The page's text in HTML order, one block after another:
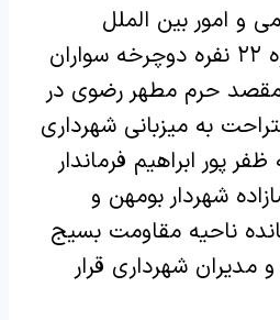
و امور بین الملل
شهرداری بومهن، گروه ۲۲ نفره دوچرخه سواران
مقصد حرم مطهر رضوی در
به میزبانی شهرداری
پور ابراهیم فرماندار
شهردار بومهن و
ناحیه مقاومت بسیج
مدیران شهرداری قرار